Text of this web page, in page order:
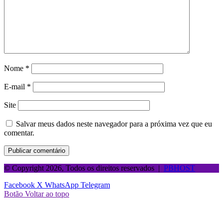
Nome *
E-mail *
Site
Salvar meus dados neste navegador para a próxima vez que eu
comentar.
© Copyright 2026, Todos os direitos reservados | PBHOST
Facebook X WhatsApp Telegram
Botão Voltar ao topo